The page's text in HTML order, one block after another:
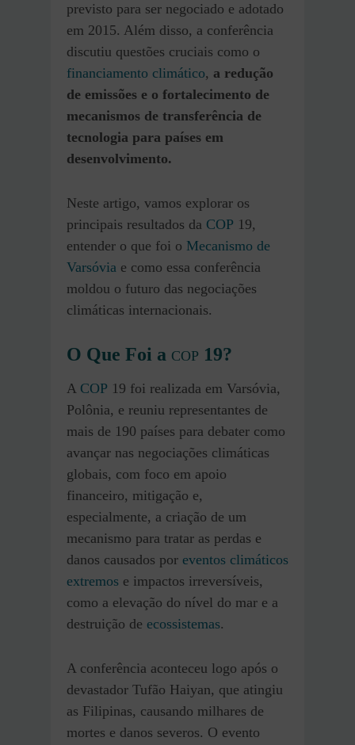
previsto para ser negociado e adotado
em 2015. Além disso, a conferência
discutiu questões cruciais como o
financiamento climático, a redução
de emissões e o fortalecimento de
mecanismos de transferência de
tecnologia para países em
desenvolvimento.
Neste artigo, vamos explorar os
principais resultados da COP 19,
entender o que foi o Mecanismo de
Varsóvia e como essa conferência
moldou o futuro das negociações
climáticas internacionais.
O Que Foi a COP 19?
A COP 19 foi realizada em Varsóvia,
Polônia, e reuniu representantes de
mais de 190 países para debater como
avançar nas negociações climáticas
globais, com foco em apoio
financeiro, mitigação e,
especialmente, a criação de um
mecanismo para tratar as perdas e
danos causados por eventos climáticos
extremos e impactos irreversíveis,
como a elevação do nível do mar e a
destruição de ecossistemas.
A conferência aconteceu logo após o
devastador Tufão Haiyan, que atingiu
as Filipinas, causando milhares de
mortes e danos severos. O evento